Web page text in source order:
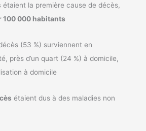
étaient la première cause de décès,
100 000 habitants
(53 %) surviennent en
près d’un quart (24 %) à domicile,
à domicile
étaient dus à des maladies non